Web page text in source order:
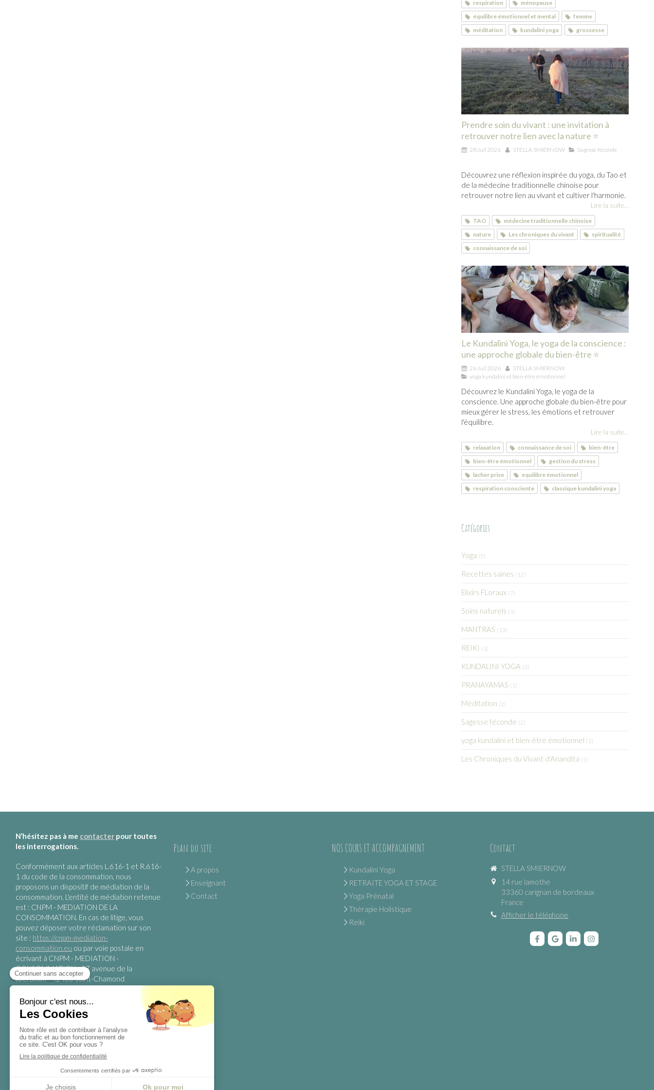
respiration
ménopause
équilibre émotionnel et mental
femme
méditation
kundalini yoga grossesse
Prendre soin du vivant : une invitation à
retrouver notre lien avec la nature ⭐
28 Juil 2026 STELLA SMIERNOW Sagesse féconde
Découvrez une réflexion inspirée du yoga, du Tao et
de la médecine traditionnelle chinoise pour
retrouver notre lien au vivant et cultiver l'harmonie.
Lire la suite...
TAO
médecine traditionnelle chinoise
nature
Les chroniques du vivant
spiritualité
connaissance de soi
Le Kundalini Yoga, le yoga de la conscience :
une approche globale du bien-être ⭐
26 Juil 2026
STELLA SMIERNOW
yoga kundalini et bien-être émotionnel
Découvrez le Kundalini Yoga, le yoga de la
conscience. Une approche globale du bien-être pour
mieux gérer le stress, les émotions et retrouver
l'équilibre.
Lire la suite...
relaxation connaissance de soi
bien-être
bien-être émotionnel
gestion du stress
lacher prise
equilibre émotionnel
respiration consciente
classique kundalini yoga
Catégories
Yoga (5)
Recettes saines (12)
Elixirs FLoraux (7)
Soins naturels (1)
MANTRAS (13)
REIKI (1)
KUNDALINI YOGA (3)
PRANAYAMAS (1)
Méditation (2)
Sagesse féconde (2)
yoga kundalini et bien-être émotionnel (1)
Les Chroniques du Vivant d'Anandita (1)
N’hésitez pas à me contacter pour toutes
les interrogations.
Conformément aux articles L.616-1 et R.616-
1 du code de la consommation, nous
proposons un dispositif de médiation de la
consommation. L'entité de médiation retenue
est : CNPM - MEDIATION DE LA
CONSOMMATION. En cas de litige, vous
pouvez déposer votre réclamation sur son
site : https://cnpm-mediation-
consommation.eu ou par voie postale en
écrivant à CNPM - MEDIATION -
CONSOMMATION - 27 avenue de la
libération - 42400 Saint-Chamond
S'inscrire à la newsletter
Votre email
Plan du site
A propos
Enseignant
Contact
NOS COURS ET ACCOMPAGNEMENT
Kundalini Yoga
RETRAITE YOGA ET STAGE
Yoga Prénatal
Thérapie Holistique
Reiki
Contact
STELLA SMIERNOW
14 rue lamothe
33360 carignan de bordeaux
France
Afficher le téléphone
https://www.yogadansmaville.fr